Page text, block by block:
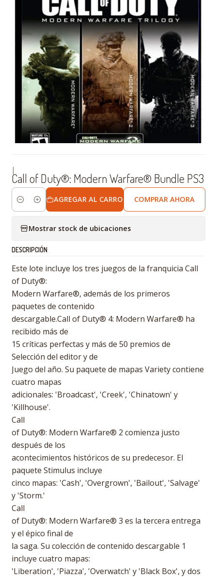
|
Call of Duty®: Modern Warfare® Bundle PS3
Cantidad
AGREGAR AL CARRO COMPRAR AHORA
Mostrar stock de ubicaciones
DESCRIPCIÓN
Este lote incluye los tres juegos de la franquicia Call
of Duty®:
Modern Warfare®, además de los primeros
paquetes de contenido
descargable.Call of Duty® 4: Modern Warfare® ha
recibido más de
15 críticas perfectas y más de 50 premios de
Selección del editor y de
Juego del año. Su paquete de mapas Variety contiene
cuatro mapas
adicionales: 'Broadcast', 'Creek', 'Chinatown' y
'Killhouse'.
Call
of Duty®: Modern Warfare® 2 comienza justo
después de los
acontecimientos históricos de su predecesor. El
paquete Stimulus incluye
cinco mapas: 'Cash', 'Overgrown', 'Bailout', 'Salvage'
y 'Storm.'
Call
of Duty®: Modern Warfare® 3 es la tercera entrega
y el épico final de
la saga. Su colección de contenido descargable 1
incluye cuatro mapas:
'Liberation', 'Piazza', 'Overwatch' y 'Black Box', y dos